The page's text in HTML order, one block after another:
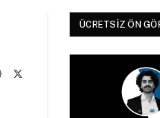
Website
ÜCRETSIZ ÖN